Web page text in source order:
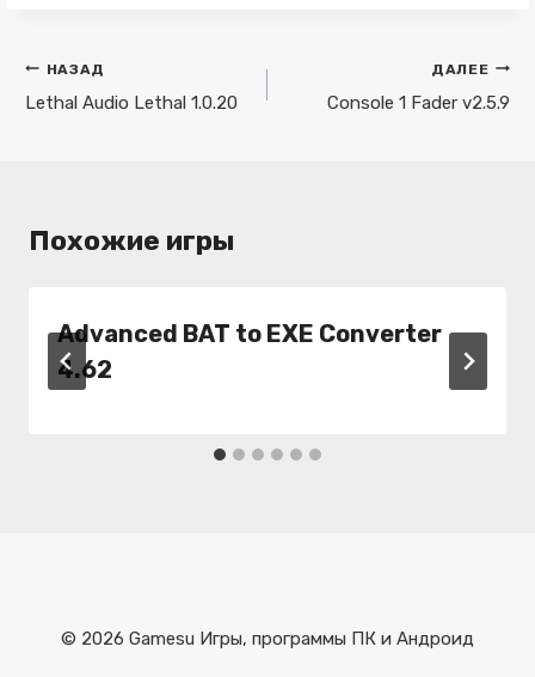
Навигация
по
НАЗАД
Lethal Audio Lethal 1.0.20
ДАЛЕЕ
Console 1 Fader v2.5.9
Похожие игры
Advanced BAT to EXE Converter
4.62
© 2026 Gamesu Игры, программы ПК и Андроид